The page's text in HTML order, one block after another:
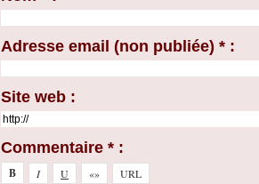
Adresse email (non publiée) * :
Site web :
Commentaire * :